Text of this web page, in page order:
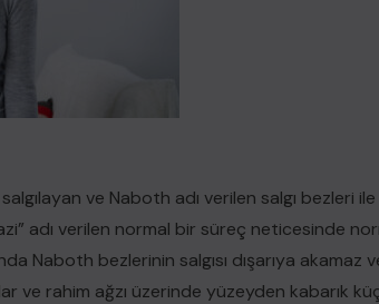
ve Naboth adı verilen salgı bezleri
adı verilen normal bir süreç neticesinde
Naboth bezlerinin salgısı dışarıya akamaz
ve rahim ağzı üzerinde yüzeyden kabarık